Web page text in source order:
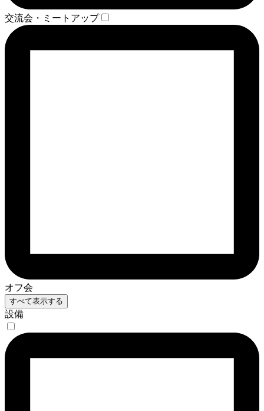
交流会・ミートアップ
オフ会
すべて表示する
設備